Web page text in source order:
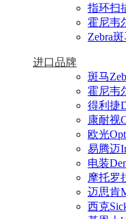
指环扫
霍尼韦
Zebra
进口品牌
斑马
霍尼韦
得利捷
康耐视
欧光
易腾迈
电装
摩托罗
迈思肯
西克